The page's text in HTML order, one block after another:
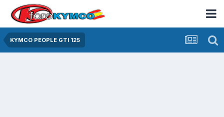
KYMCO PEOPLE GTI 125